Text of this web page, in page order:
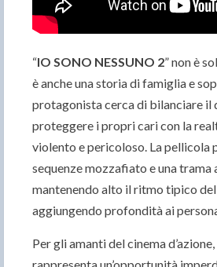
“IO SONO NESSUNO 2” non è
è anche una storia di famiglia e
protagonista cerca di bilanciare il
proteggere i propri cari con la
violento e pericoloso. La
sequenze mozzafiato e una trama
mantenendo alto il ritmo tipico
aggiungendo profondità ai
Per gli amanti del cinema
rappresenta un’opportunità